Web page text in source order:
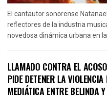
El cantautor sonorense
reflectores de la industria
novedosa dinámica urbana en
LLAMADO CONTRA EL
PIDE DETENER LA
MEDIÁTICA ENTRE BELINDA